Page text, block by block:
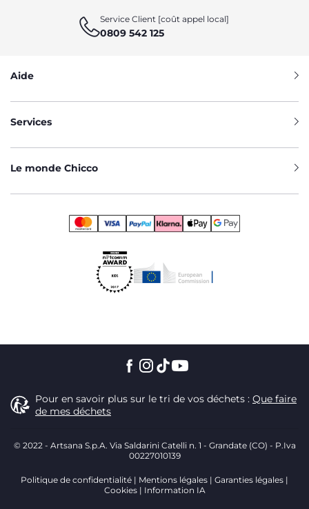
Service Client [coût appel local]
0809 542 125
Aide
Services
Le monde Chicco
Pour en savoir plus sur le tri de vos déchets : Que faire
de mes déchets
© 2022 - Artsana S.p.A. Via Saldarini Catelli n. 1 - Grandate (CO) - P.Iva
00227010139
Politique de confidentialité Mentions légales
Garanties légales
Cookies
Information IA